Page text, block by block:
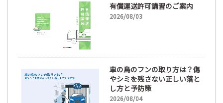
有償運送許可講習のご案内
2026/08/03
車の鳥のフンの取り方は？傷
やシミを残さない正しい落と
し方と予防策
2026/08/04